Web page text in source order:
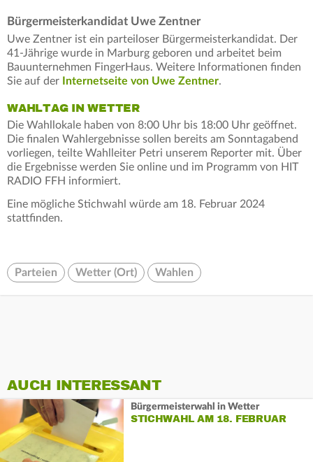
Bürgermeisterkandidat Uwe Zentner
Uwe Zentner ist ein parteiloser Bürgermeisterkandidat. Der
41-Jährige wurde in Marburg geboren und arbeitet beim
Bauunternehmen FingerHaus. Weitere Informationen finden
Sie auf der
Internetseite von Uwe Zentner.
WAHLTAG IN WETTER
Die Wahllokale haben von 8:00 Uhr bis 18:00 Uhr geöffnet.
Die finalen Wahlergebnisse sollen bereits am Sonntagabend
vorliegen, teilte Wahlleiter Petri unserem Reporter mit. Über
die Ergebnisse werden Sie online und im Programm von HIT
RADIO FFH informiert.
Eine mögliche Stichwahl würde am 18. Februar 2024
stattfinden.
Parteien Wetter (Ort) Wahlen
AUCH INTERESSANT
Bürgermeisterwahl in Wetter
STICHWAHL AM 18. FEBRUAR